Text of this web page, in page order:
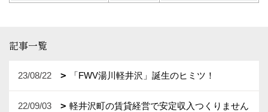
記事一覧
23/08/22 「FWV湯川軽井沢」誕生のヒミツ！
22/09/03
軽井沢町の賃貸経営で安定収入つくりません